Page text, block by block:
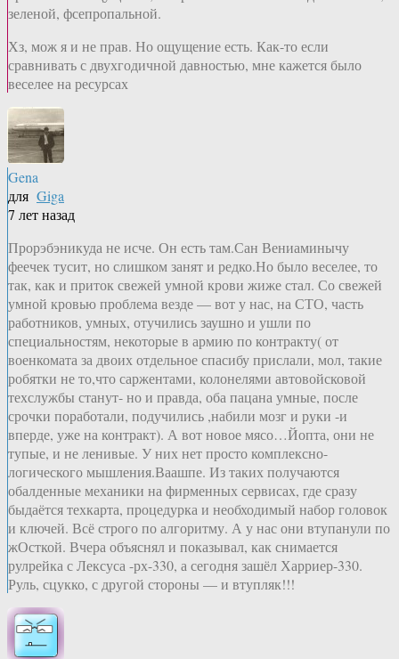
зеленой, фсепропальной.
Хз, мож я и не прав. Но ощущение есть. Как-то если
сравнивать с двухгодичной давностью, мне кажется было
веселее на ресурсах
Gena
для Giga
7 лет назад
Прорэбэникуда не исче. Он есть там.Сан Вениаминычу
феечек тусит, но слишком занят и редко.Но было веселее, то
так, как и приток свежей умной крови жиже стал. Со свежей
умной кровью проблема везде — вот у нас, на СТО, часть
работников, умных, отучились заушно и ушли по
специальностям, некоторые в армию по контракту( от
военкомата за двоих отдельное спасибу прислали, мол, такие
робятки не то,что саржентами, колонелями автовойсковой
техслужбы станут- но и правда, оба пацана умные, после
срочки поработали, подучились ,набили мозг и руки -и
вперде, уже на контракт). А вот новое мясо…Йопта, они не
тупые, и не ленивые. У них нет просто комплексно-
логического мышления.Ваашпе. Из таких получаются
обалденные механики на фирменных сервисах, где сразу
быдаётся техкарта, процедурка и необходимый набор головок
и ключей. Всё строго по алгоритму. А у нас они втупанули по
жОсткой. Вчера объяснял и показывал, как снимается
рулрейка с Лексуса -рх-330, а сегодня зашёл Харриер-330.
Руль, сцукко, с другой стороны — и втупляк!!!